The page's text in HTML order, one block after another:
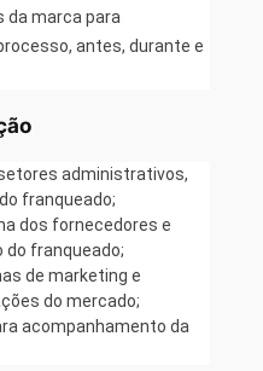
da marca para
antes, durante e
administrativos,
franqueado;
dos fornecedores e
franqueado;
de marketing e
do mercado;
acompanhamento da